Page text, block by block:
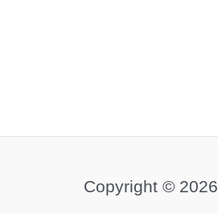
Copyright © 2026